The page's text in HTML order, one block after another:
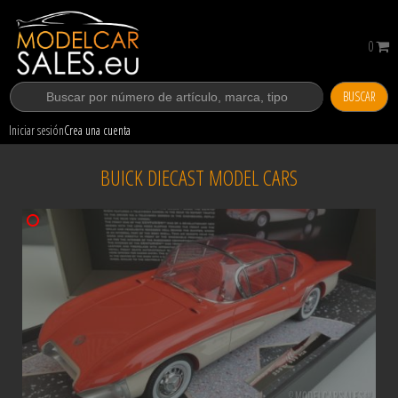
BUSCAR
Iniciar sesiónCrea una cuenta
0
BUICK DIECAST MODEL CARS